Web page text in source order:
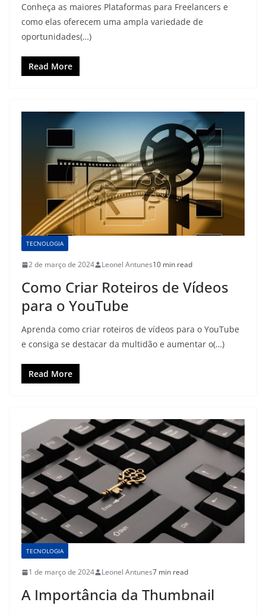
Conheça as maiores Plataformas para Freelancers e
como elas oferecem uma ampla variedade de
oportunidades(…)
Read More
TECNOLOGIA
2 de março de 2024 Leonel Antunes10 min read
Como Criar Roteiros de Vídeos
para o YouTube
Aprenda como criar roteiros de vídeos para o YouTube
e consiga se destacar da multidão e aumentar o(…)
Read More
TECNOLOGIA
1 de março de 2024 Leonel Antunes7 min read
A Importância da Thumbnail